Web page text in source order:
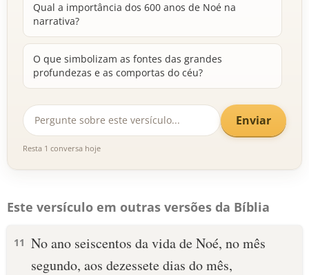
Qual a importância dos 600 anos de Noé na
narrativa?
O que simbolizam as fontes das grandes
profundezas e as comportas do céu?
Enviar
Resta 1 conversa hoje
Este versículo em outras versões da Bíblia
11 No ano seiscentos da vida de Noé, no mês
segundo, aos dezessete dias do mês,